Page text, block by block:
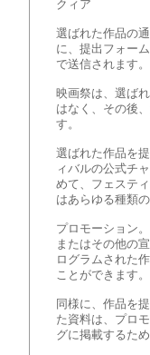
クィア
選ばれた作品の
に、提出フォー
で送信されます。
映画祭は、選ば
はなく、その後
す。
選ばれた作品を
ィバルの公式チ
めて、フェステ
はあらゆる種類
プロモーション
またはその他の
ログラムされた
ことができます。
同様に、作品を
た資料は、プロ
グに掲載するた